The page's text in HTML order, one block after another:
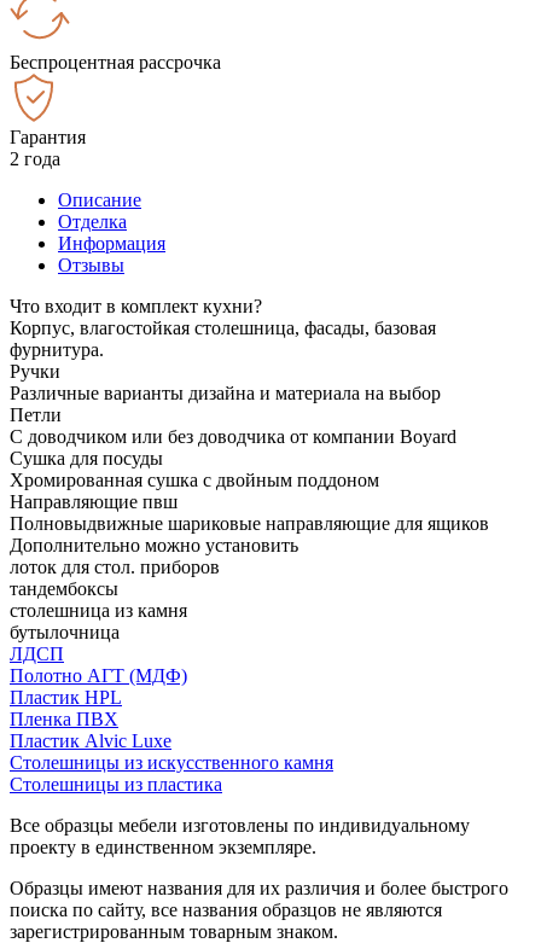
Беспроцентная рассрочка
Гарантия
2 года
Описание
Отделка
Информация
Отзывы
Что входит в комплект кухни?
Корпус, влагостойкая столешница, фасады, базовая
фурнитура.
Ручки
Различные варианты дизайна и материала на выбор
Петли
С доводчиком или без доводчика от компании Boyard
Сушка для посуды
Хромированная сушка с двойным поддоном
Направляющие пвш
Полновыдвижные шариковые направляющие для ящиков
Дополнительно можно установить
лоток для стол. приборов
тандембоксы
столешница из камня
бутылочница
ЛДСП
Полотно АГТ (МДФ)
Пластик HPL
Пленка ПВХ
Пластик Alvic Luxe
Столешницы из искусственного камня
Столешницы из пластика
Все образцы мебели изготовлены по индивидуальному
проекту в единственном экземпляре.
Образцы имеют названия для их различия и более быстрого
поиска по сайту, все названия образцов не являются
зарегистрированным товарным знаком.